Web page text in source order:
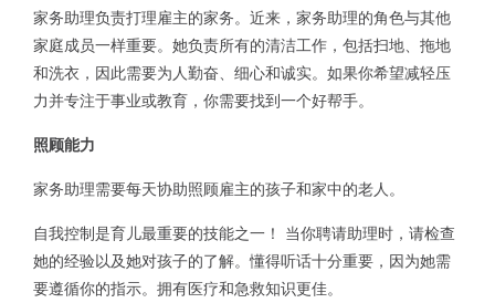
家务助理负责打理雇主的家务。近来，家务助理的角色与其他
家庭成员一样重要。她负责所有的清洁工作，包括扫地、拖地
和洗衣，因此需要为人勤奋、细心和诚实。如果你希望减轻压
力并专注于事业或教育，你需要找到一个好帮手。
照顾能力
家务助理需要每天协助照顾雇主的孩子和家中的老人。
自我控制是育儿最重要的技能之一！ 当你聘请助理时，请检查
她的经验以及她对孩子的了解。懂得听话十分重要，因为她需
要遵循你的指示。拥有医疗和急救知识更佳。